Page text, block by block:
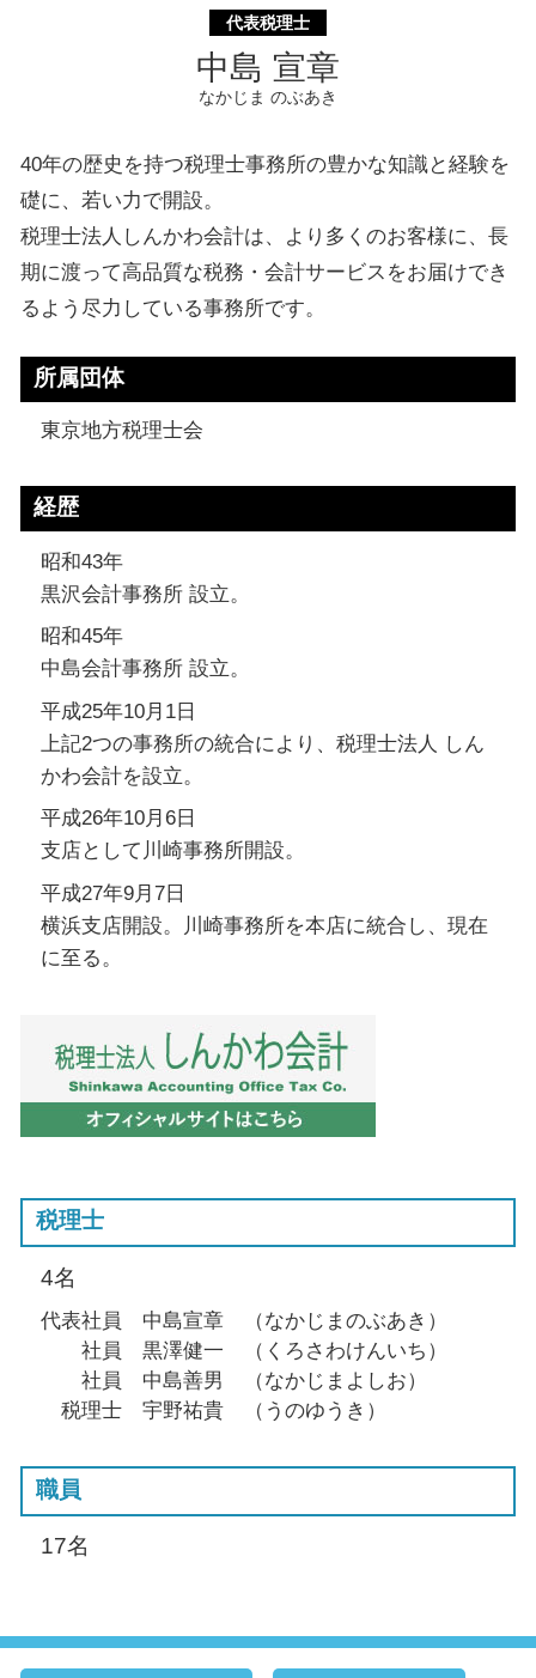
代表税理士
中島 宣章
なかじま のぶあき
40年の歴史を持つ税理士事務所の豊かな知識と経験を
礎に、若い力で開設。
税理士法人しんかわ会計は、より多くのお客様に、長
期に渡って高品質な税務・会計サービスをお届けでき
るよう尽力している事務所です。
所属団体
東京地方税理士会
経歴
昭和43年
黒沢会計事務所 設立。
昭和45年
中島会計事務所 設立。
平成25年10月1日
上記2つの事務所の統合により、税理士法人 しん
かわ会計を設立。
平成26年10月6日
支店として川崎事務所開設。
平成27年9月7日
横浜支店開設。川崎事務所を本店に統合し、現在
に至る。
税理士
4名
代表社員 中島宣章 （なかじまのぶあき）
社員 黒澤健一 （くろさわけんいち）
社員 中島善男 （なかじまよしお）
税理士 宇野祐貴 （うのゆうき）
職員
17名